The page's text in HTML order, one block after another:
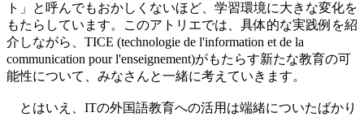
ト」と呼んでもおかしくないほど、学習環境に大きな変化を
もたらしています。このアトリエでは、具体的な実践例を紹
介しながら、TICE (technologie de l'information et de la
communication pour l'enseignement)がもたらす新たな教育の可
能性について、みなさんと一緒に考えていきます。
とはいえ、ITの外国語教育への活用は端緒についたばかり